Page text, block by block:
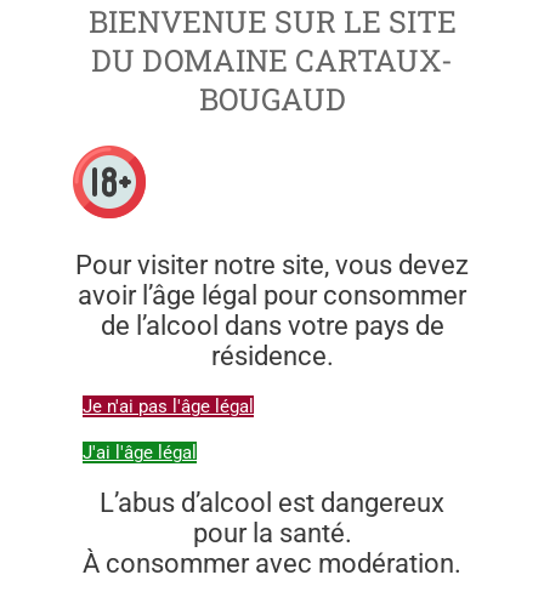
BIENVENUE SUR LE SITE
DU DOMAINE CARTAUX-
BOUGAUD
Pour visiter notre site, vous devez
avoir l’âge légal pour consommer
de l’alcool dans votre pays de
résidence.
Je n'ai pas l'âge légal
J'ai l'âge légal
L’abus d’alcool est dangereux
pour la santé.
À consommer avec modération.